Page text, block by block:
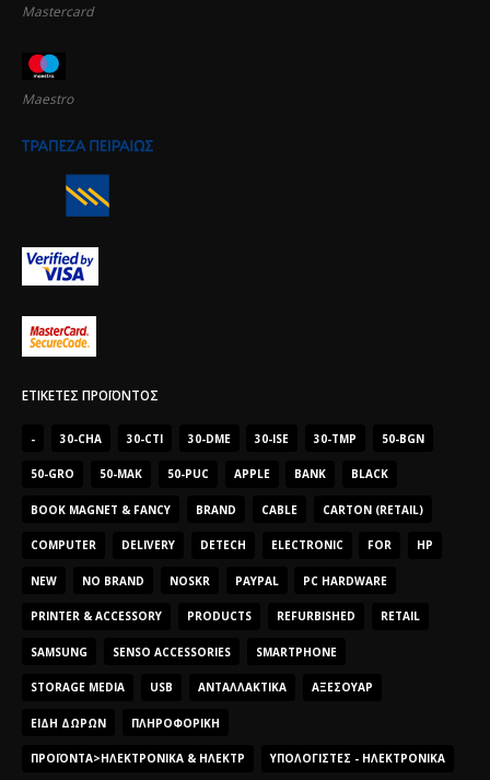
Mastercard
Maestro
ΕΤΙΚΈΤΕΣ ΠΡΟΪΌΝΤΟΣ
- 30-CHA 30-CTI 30-DME 30-ISE 30-TMP 50-BGN
50-GRO 50-MAK 50-PUC APPLE BANK BLACK
BOOK MAGNET & FANCY BRAND CABLE CARTON (RETAIL)
COMPUTER DELIVERY DETECH ELECTRONIC FOR HP
NEW NO BRAND NOSKR PAYPAL PC HARDWARE
PRINTER & ACCESSORY PRODUCTS REFURBISHED RETAIL
SAMSUNG SENSO ACCESSORIES SMARTPHONE
STORAGE MEDIA USB ΑΝΤΑΛΛΑΚΤΙΚΆ ΑΞΕΣΟΥΆΡ
ΕΊΔΗ ΔΏΡΩΝ ΠΛΗΡΟΦΟΡΙΚΉ
ΠΡΟΪΌΝΤΑ>ΗΛΕΚΤΡΟΝΙΚΆ & ΗΛΕΚΤΡ ΥΠΟΛΟΓΙΣΤΈΣ - ΗΛΕΚΤΡΟΝΙΚΆ